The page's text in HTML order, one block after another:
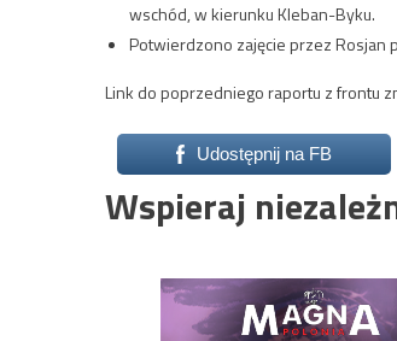
wschód, w kierunku Kleban-Byku.
Potwierdzono zajęcie przez Rosjan
Link do poprzedniego raportu z frontu
Udostępnij na FB
Wspieraj